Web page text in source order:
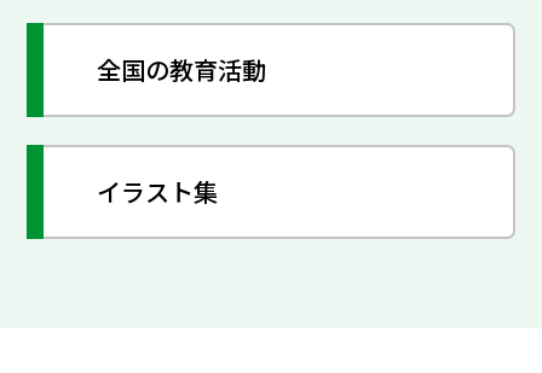
全国の教育活動
イラスト集